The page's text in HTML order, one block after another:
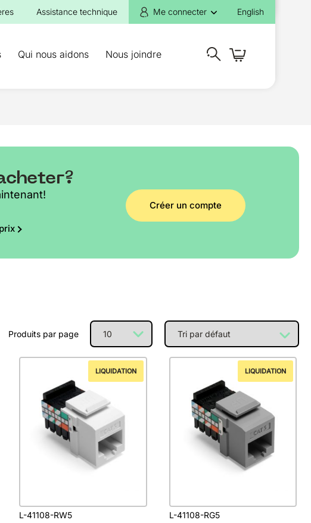
Assistance technique Me connecter English
Qui nous aidons Nous joindre
Créer un compte
Produits par page
LIQUIDATION
L-41108-RW5
LIQUIDATION
L-41108-RG5